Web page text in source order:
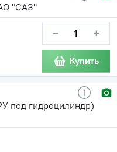
"САЗ"
− +
Купить
под гидроцилиндр)